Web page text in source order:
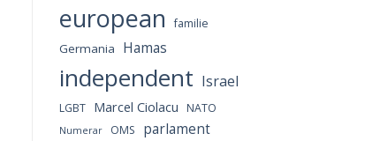
european familie
Germania Hamas
independent Israel
LGBT Marcel Ciolacu NATO
Numerar OMS parlament